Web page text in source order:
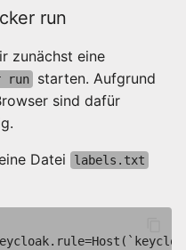
run
zunächst eine
run
starten. Aufgrund
sind dafür
Datei labels.txt